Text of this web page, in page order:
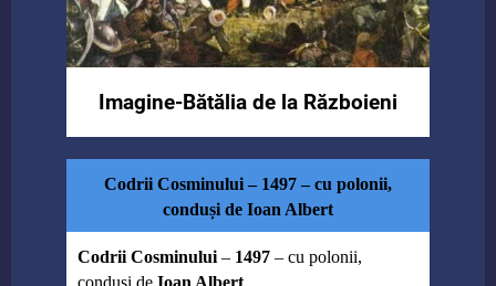
Imagine-Bătălia de la Războieni
Codrii Cosminului – 1497 – cu polonii,
conduși de Ioan Albert
Codrii Cosminului– 1497 – cu polonii,